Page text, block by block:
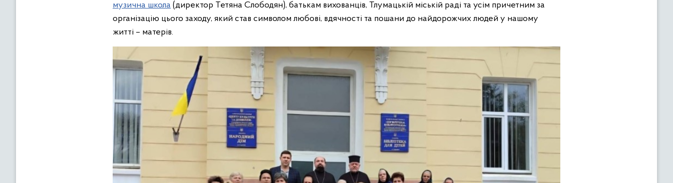
музична школа (директор Тетяна Слободян), батькам вихованців, Тлумацькій міській раді та усім причетним за
організацію цього заходу, який став символом любові, вдячності та пошани до найдорожчих людей у нашому
житті – матерів.